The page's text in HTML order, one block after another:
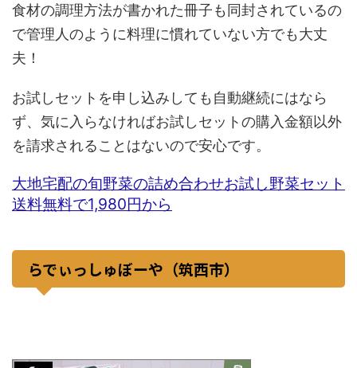
食材の調理方法が書かれた冊子も同封されているの
で管理人のように料理に慣れていない方でも大丈
夫！
お試しセットを申し込みしても自動継続にはなら
ず、気に入らなければお試しセットの購入金額以外
を請求されることはないので安心です。
大地宅配の旬野菜の詰め合わせお試し野菜セット
送料無料で1,980円から
らでぃっしゅぼーや（筑西市）